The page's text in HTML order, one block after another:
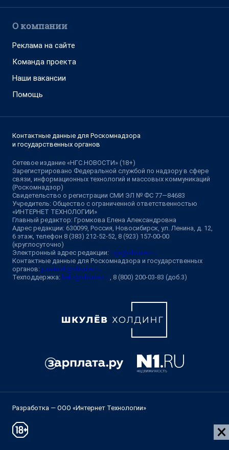
О компании
Реклама на сайте
Команда проекта
Наши вакансии
Помощь
Контактные данные для Роскомнадзора
и государственных органов
Сетевое издание «НГС.НОВОСТИ» (18+)
Зарегистрировано Федеральной службой по надзору в сфере
связи, информационных технологий и массовых коммуникаций
(Роскомнадзор)
Свидетельство о регистрации СМИ ЭЛ № ФС 77—84683
Учредитель: Общество с ограниченной ответственностью
«ИНТЕРНЕТ ТЕХНОЛОГИИ»
Главный редактор: Громкова Елена Александровна
Адрес редакции: 630099, Россия, Новосибирск, ул. Ленина, д. 12,
6 этаж, телефон 8 (383) 212-52-52, 8 (923) 157-00-00
(круглосуточно)
Электронный адрес редакции: ngs@shkulev.ru
Контактные данные для Роскомнадзора и государственных
органов: juristnsk@shkulev.ru
Техподдержка: help@shkulev.ru , 8 (800) 200-03-83 (доб.3)
Разработка — ООО «Интернет Технологии»